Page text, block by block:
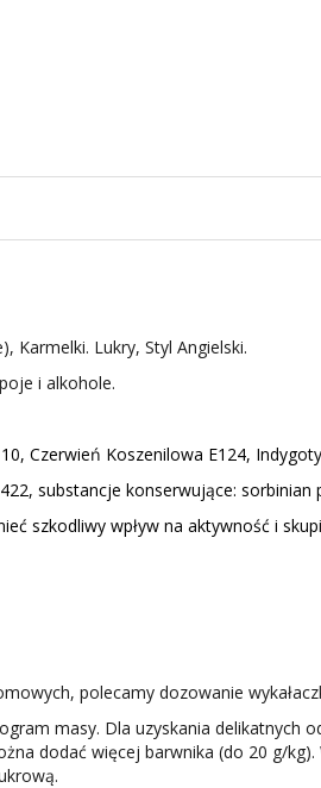
Karmelki. Lukry, Styl Angielski.
i alkohole.
Czerwień Koszenilowa E124,
substancje konserwujące: sorbinian
szkodliwy wpływ na aktywność i
polecamy dozowanie
masy. Dla uzyskania delikatnych
dodać więcej barwnika (do 20 g/kg).